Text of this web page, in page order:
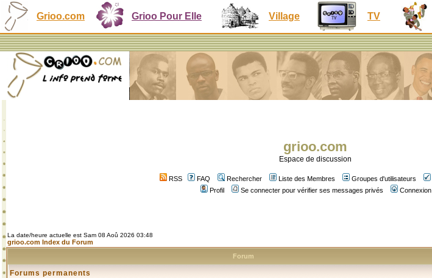
Grioo.com Grioo Pour Elle Village TV
grioo.com
Espace de discussion
RSS FAQ Rechercher Liste des Membres Groupes d'utilisateurs
Profil
Se connecter pour vérifier ses messages privés Connexion
La date/heure actuelle est Sam 08 Aoû 2026 03:48
grioo.com Index du Forum
Forum
Forums permanents